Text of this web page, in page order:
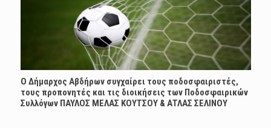
Ο Δήμαρχος Αβδήρων συγχαίρει τους ποδοσφαιριστές,
τους προπονητές και τις διοικήσεις των Ποδοσφαιρικών
Συλλόγων ΠΑΥΛΟΣ ΜΕΛΑΣ ΚΟΥΤΣΟΥ & ΑΤΛΑΣ ΣΕΛΙΝΟΥ